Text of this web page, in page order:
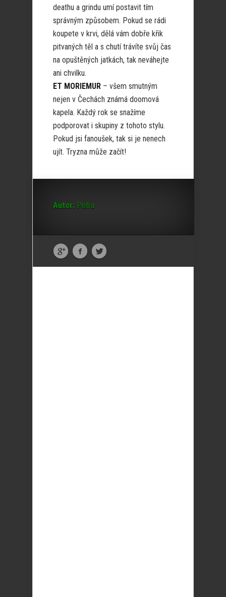
deathu a grindu umí postavit tím
správným způsobem. Pokud se rádi
koupete v krvi, dělá vám dobře křik
pitvaných těl a s chutí trávíte svůj čas
na opuštěných jatkách, tak neváhejte
ani chvilku.
ET MORIEMUR – všem smutným
nejen v Čechách známá doomová
kapela. Každý rok se snažíme
podporovat i skupiny z tohoto stylu.
Pokud jsi fanoušek, tak si je nenech
ujít. Tryzna může začít!
Autor: Petra